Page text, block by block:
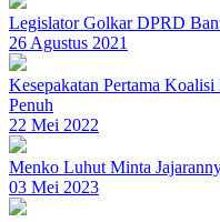
Legislator Golkar DPRD
26 Agustus 2021
Kesepakatan Pertama
Penuh
22 Mei 2022
Menko Luhut Minta
03 Mei 2023